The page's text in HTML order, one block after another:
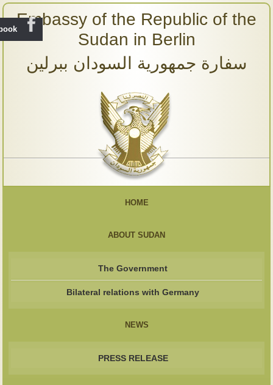
Embassy of the Republic of the
Sudan in Berlin
سفارة جمهورية السودان ببرلين
HOME
ABOUT SUDAN
The Government
Bilateral relations with Germany
NEWS
PRESS RELEASE